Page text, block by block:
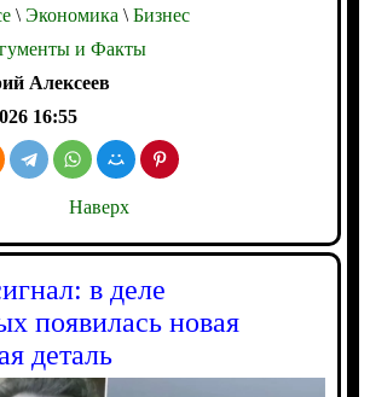
\Экономика \Бизнес
и Факты
Алексеев
16:55
Наверх
в деле
появилась новая
деталь